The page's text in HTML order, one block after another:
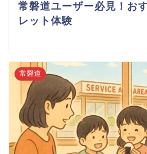
常磐道ユーザー必見！お
レット体験
常磐道